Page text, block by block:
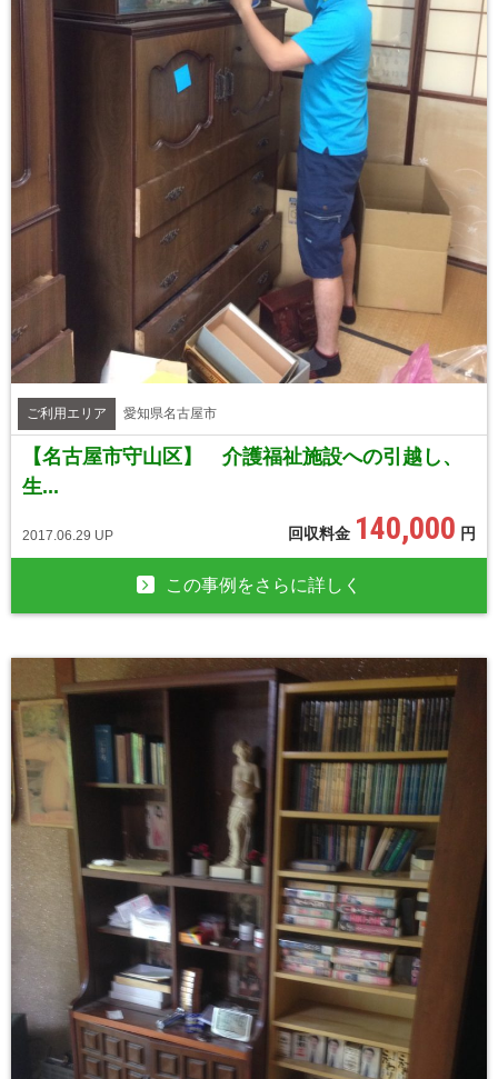
ご利用エリア 愛知県名古屋市
【名古屋市守山区】 介護福祉施設への引越し、
生...
2017.06.29 UP 回収料金 140,000 円
この事例をさらに詳しく